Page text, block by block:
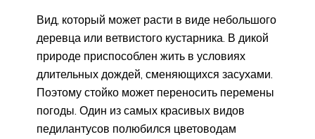
Вид, который может расти в виде небольшого
деревца или ветвистого кустарника. В дикой
природе приспособлен жить в условиях
длительных дождей, сменяющихся засухами.
Поэтому стойко может переносить перемены
погоды. Один из самых красивых видов
педилантусов полюбился цветоводам